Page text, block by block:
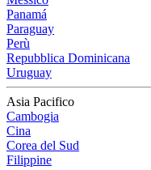
Panamá
Paraguay
Perù
Repubblica Dominicana
Uruguay
Asia Pacifico
Cambogia
Cina
Corea del Sud
Filippine